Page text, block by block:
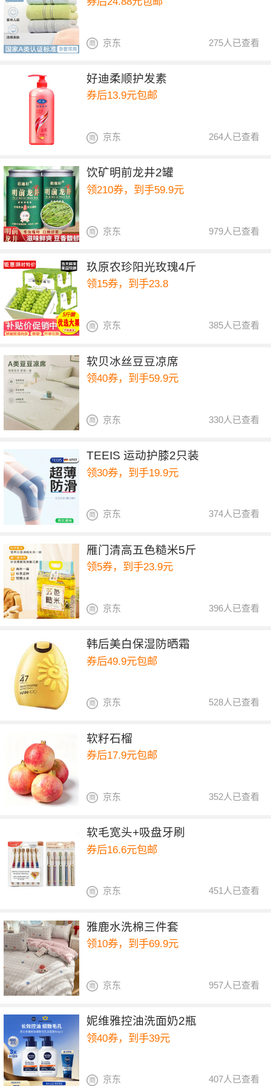
275人已查看
京东
好迪柔顺护发素
券后13.9元包邮
264人已查看
京东
饮矿明前龙井2罐
领210券，到手59.9元
979人已查看
京东
玖原农珍阳光玫瑰4斤
领15券，到手23.8
385人已查看
京东
软贝冰丝豆豆凉席
领40券，到手59.9元
330人已查看
京东
TEEIS 运动护膝2只装
领30券，到手19.9元
374人已查看
京东
雁门清高五色糙米5斤
领5券，到手23.9元
396人已查看
京东
韩后美白保湿防晒霜
券后49.9元包邮
528人已查看
京东
软籽石榴
券后17.9元包邮
352人已查看
京东
软毛宽头+吸盘牙刷
券后16.6元包邮
451人已查看
京东
雅鹿水洗棉三件套
领10券，到手69.9元
957人已查看
京东
妮维雅控油洗面奶2瓶
领40券，到手39元
407人已查看
京东